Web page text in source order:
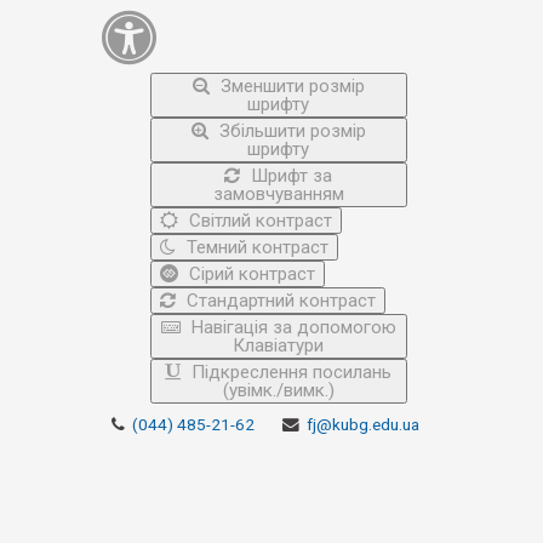
Зменшити розмір
шрифту
Збільшити розмір
шрифту
Шрифт за
замовчуванням
Світлий контраст
Темний контраст
Сірий контраст
Стандартний контраст
Навігація за допомогою
Клавіатури
Підкреслення посилань
(увімк./вимк.)
(044) 485-21-62 fj@kubg.edu.ua